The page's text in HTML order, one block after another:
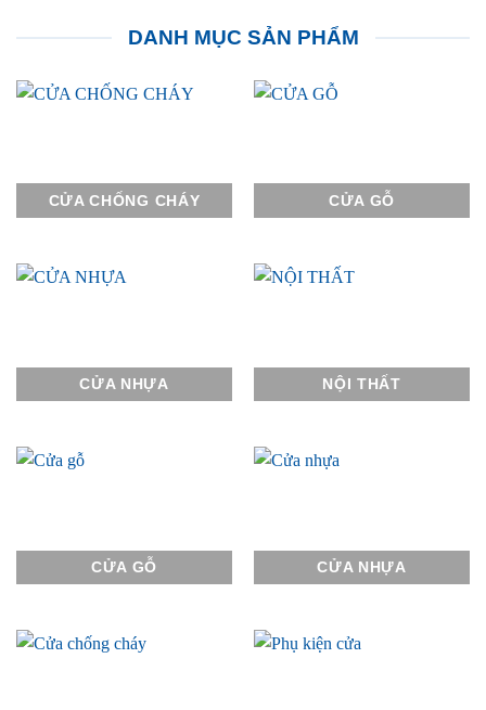
DANH MỤC SẢN PHẨM
CỬA CHỐNG CHÁY CỬA GỖ
CỬA NHỰA NỘI THẤT
CỬA GỖ CỬA NHỰA